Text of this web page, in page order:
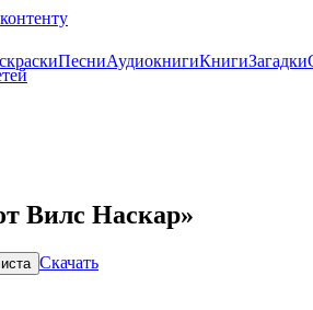
ПесниАудиокнигиКнигиЗагадки
Вилс Наскар»
Скачать